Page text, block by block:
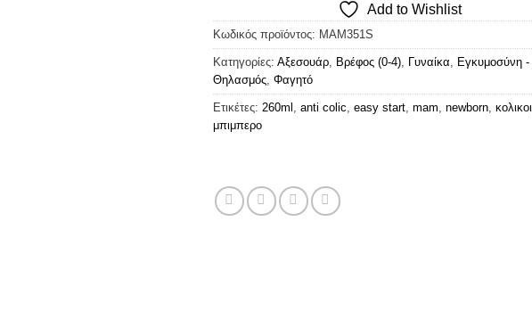
Add to Wishlist
Κωδικός προϊόντος: MAM351S
Κατηγορίες: Αξεσουάρ Βρέφος (0-4) Γυναίκα
Εγκυμοσύνη -
Θηλασμός Φαγητό
Ετικέτες: 260ml anti colic easy start mam newborn κολικοι
μπιμπερο